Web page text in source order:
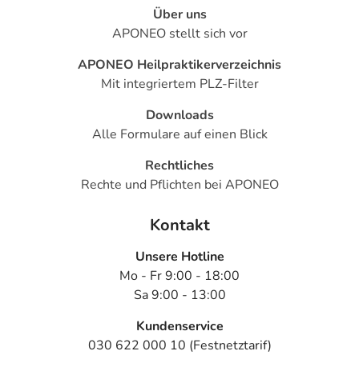
Über uns
APONEO stellt sich vor
APONEO Heilpraktikerverzeichnis
Mit integriertem PLZ-Filter
Downloads
Alle Formulare auf einen Blick
Rechtliches
Rechte und Pflichten bei APONEO
Kontakt
Unsere Hotline
Mo - Fr 9:00 - 18:00
Sa 9:00 - 13:00
Kundenservice
030 622 000 10 (Festnetztarif)